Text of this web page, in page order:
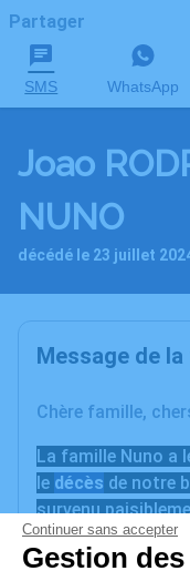
Partager
SMS WhatsApp
Joao
NUNO
décédé le 23 juillet
Message de
Chère famille,
La famille Nuno a
le décès de notre
survenu
juillet 2024. Il
aimée, Florinda